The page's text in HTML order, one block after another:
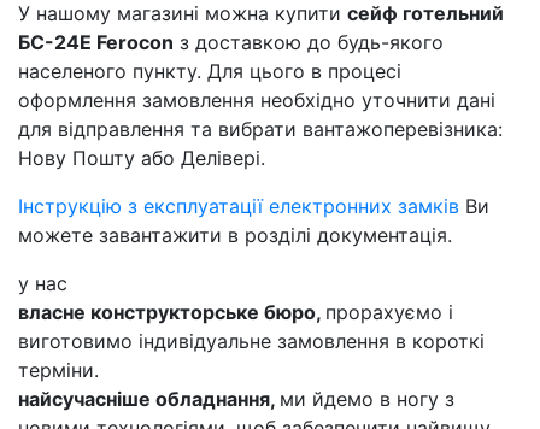
У нашому магазині можна купити сейф готельний
БС-24E Ferocon з доставкою до будь-якого
населеного пункту. Для цього в процесі
оформлення замовлення необхідно уточнити дані
для відправлення та вибрати вантажоперевізника:
Нову Пошту або Делівері.
Інструкцію з експлуатації електронних замків Ви
можете завантажити в розділі документація.
у нас
власне конструкторське бюро, прорахуємо і
виготовимо індивідуальне замовлення в короткі
терміни.
найсучасніше обладнання, ми йдемо в ногу з